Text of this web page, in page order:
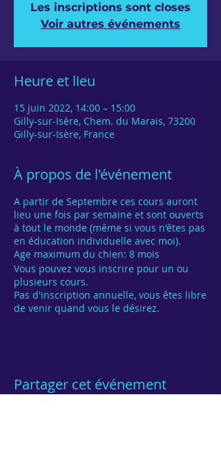
Les inscriptions sont closes
Voir autres événements
Heure et lieu
15 juin 2022, 14:00 – 15:00
Gilly-sur-Isère, Chem. du Marais, 73200
Gilly-sur-Isère, France
À propos de l'événement
A partir de Septembre ces cours auront
lieu une fois par semaine et sont ouverts
à tout le monde (même si vous n'êtes pas
en éducation individuelle avec moi).
Age maximum du chien: 8 mois
Vous pouvez vous inscrire pour un ou
plusieurs cours.
Pas d'inscription annuelle, vous êtes libre
de venir quand vous le désirez.
Partager cet événement